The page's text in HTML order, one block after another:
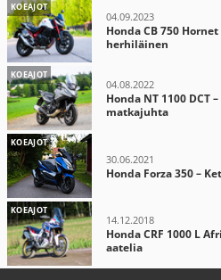
KOEAJOT
04.09.2023
Honda CB 750
herhiläinen
KOEAJOT
04.08.2022
Honda NT 1100 DCT
matkajuhta
KOEAJOT
30.06.2021
Honda Forza 350 –
KOEAJOT
14.12.2018
Honda CRF 1000 L
aatelia